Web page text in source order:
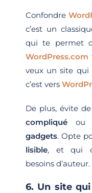
Confondre
c’est un
qui te permet
WordPress.com
veux un site qui
c’est vers
De plus, évite
compliqué ou
gadgets. Opte
lisible, et qui
besoins
6. Un site